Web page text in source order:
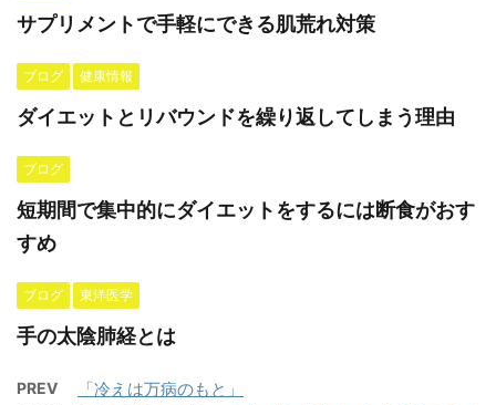
サプリメントで手軽にできる肌荒れ対策
ブログ 健康情報
ダイエットとリバウンドを繰り返してしまう理由
ブログ
短期間で集中的にダイエットをするには断食がおす
すめ
ブログ 東洋医学
手の太陰肺経とは
PREV 「冷えは万病のもと」